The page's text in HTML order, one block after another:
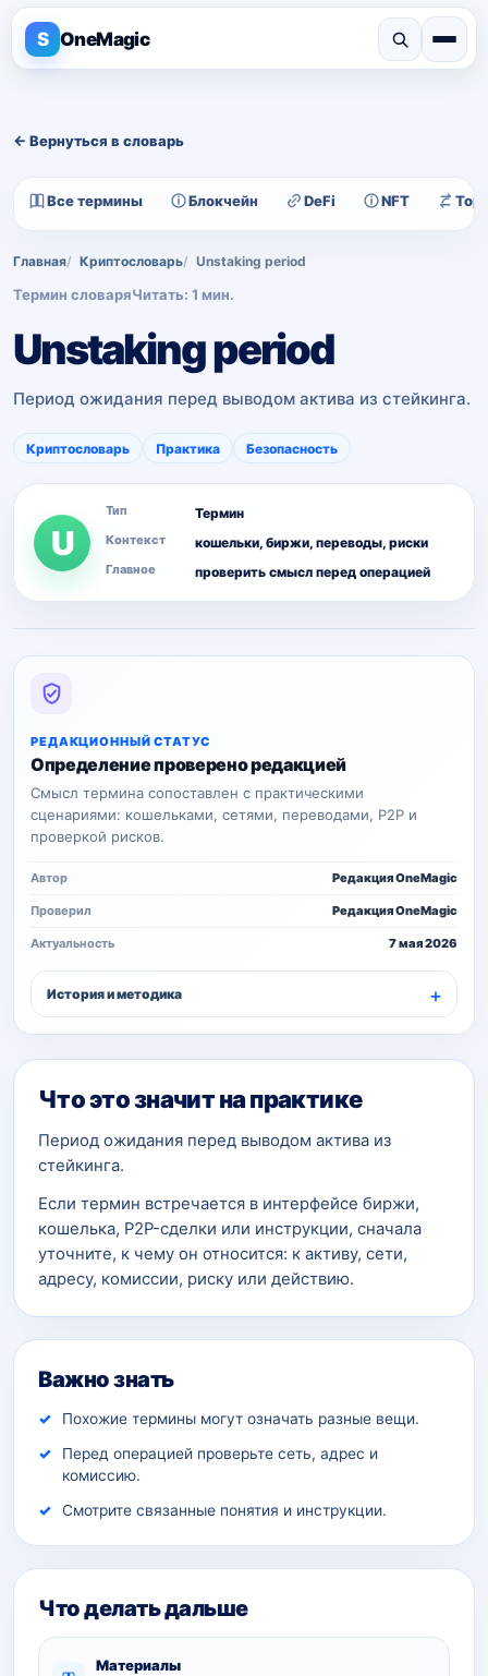
S OneMagic
← Вернуться в словарь
Все термины Блокчейн DeFi NFT
Главная Криптословарь Unstaking period
Термин словаряЧитать: 1 мин.
Unstaking period
Период ожидания перед выводом актива из стейкинга.
Криптословарь Практика Безопасность
U
Тип Термин
Контекст кошельки, биржи, переводы, риски
Главное проверить смысл перед операцией
РЕДАКЦИОННЫЙ СТАТУС
Определение проверено редакцией
Смысл термина сопоставлен с практическими
сценариями: кошельками, сетями, переводами, P2P и
проверкой рисков.
Автор Редакция OneMagic
Проверил Редакция OneMagic
Актуальность 7 мая 2026
История и методика
Что это значит на практике
Период ожидания перед выводом актива из
стейкинга.
Если термин встречается в интерфейсе биржи,
кошелька, P2P-сделки или инструкции, сначала
уточните, к чему он относится: к активу, сети,
адресу, комиссии, риску или действию.
Важно знать
Похожие термины могут означать разные вещи.
Перед операцией проверьте сеть, адрес и
комиссию.
Смотрите связанные понятия и инструкции.
Что делать дальше
Материалы